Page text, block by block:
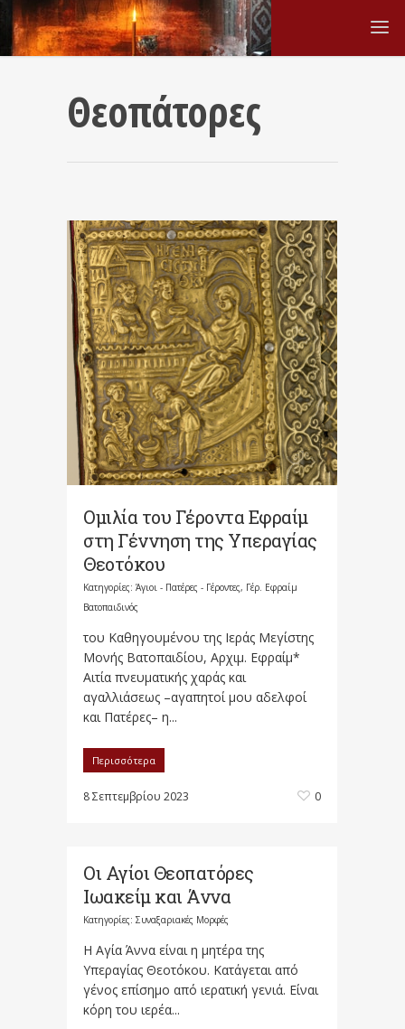
Θεοπάτορες
Ομιλία του Γέροντα Εφραίμ
στη Γέννηση της Υπεραγίας
Θεοτόκου
Κατηγορίες: Άγιοι - Πατέρες - Γέροντες, Γέρ. Εφραίμ
Βατοπαιδινός
του Καθηγουμένου της Ιεράς Μεγίστης
Μονής Βατοπαιδίου, Αρχιμ. Εφραίμ*
Αιτία πνευματικής χαράς και
αγαλλιάσεως –αγαπητοί μου αδελφοί
και Πατέρες– η...
Περισσότερα
8 Σεπτεμβρίου 2023 0
Οι Αγίοι Θεοπατόρες
Ιωακείμ και Άννα
Κατηγορίες: Συναξαριακές Μορφές
Η Αγία Άννα είναι η μητέρα της
Υπεραγίας Θεοτόκου. Κατάγεται από
γένος επίσημο από ιερατική γενιά. Είναι
κόρη του ιερέα...